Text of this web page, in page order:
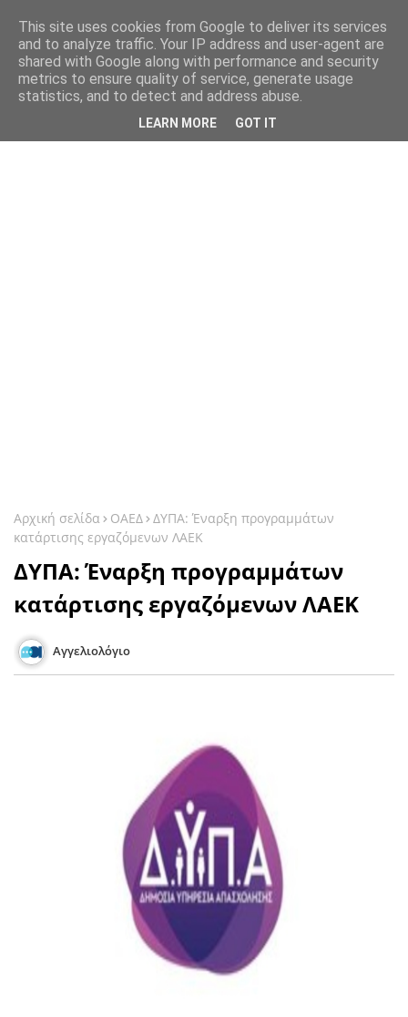
Αρχική σελίδα ΟΑΕΔ ΔΥΠΑ: Έναρξη προγραμμάτων
κατάρτισης εργαζόμενων ΛΑΕΚ
ΔΥΠΑ: Έναρξη προγραμμάτων
κατάρτισης εργαζόμενων ΛΑΕΚ
Αγγελιολόγιο
This site uses cookies from Google to deliver its services
and to analyze traffic. Your IP address and user-agent are
shared with Google along with performance and security
metrics to ensure quality of service, generate usage
statistics, and to detect and address abuse.
LEARN MORE GOT IT